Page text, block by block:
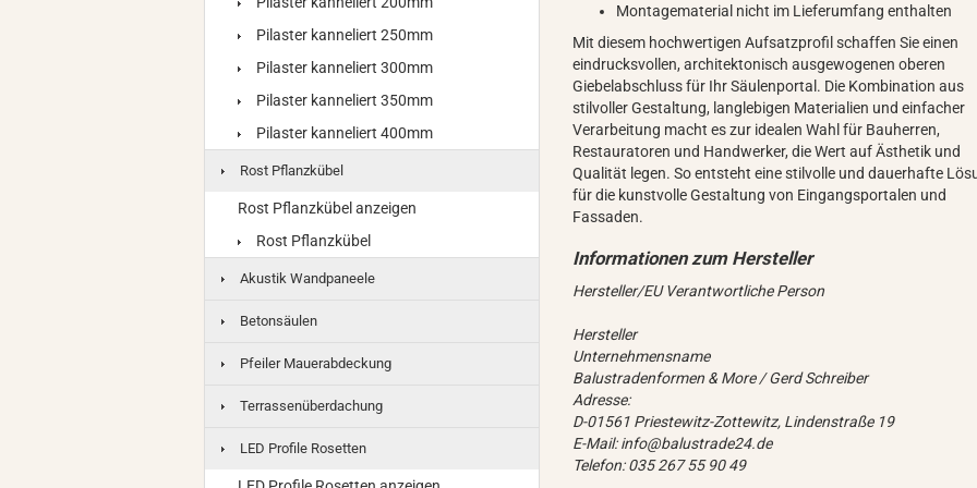
Montagematerial nicht im Lieferumfang enthalten
Mit diesem hochwertigen Aufsatzprofil schaffen Sie einen
eindrucksvollen, architektonisch ausgewogenen oberen
Giebelabschluss für Ihr Säulenportal. Die Kombination aus
stilvoller Gestaltung, langlebigen Materialien und einfacher
Verarbeitung macht es zur idealen Wahl für Bauherren,
Restauratoren und Handwerker, die Wert auf Ästhetik und
Qualität legen. So entsteht eine stilvolle und dauerhafte
für die kunstvolle Gestaltung von Eingangsportalen und
Fassaden.
Hersteller/EU Verantwortliche Person
Hersteller
Unternehmensname
Balustradenformen & More / Gerd Schreiber
Adresse:
D-01561 Priestewitz-Zottewitz, Lindenstraße 19
E-Mail: info@balustrade24.de
Telefon: 035 267 55 90 49
Pilaster kanneliert 250mm
Pilaster kanneliert 300mm
Pilaster kanneliert 350mm
Pilaster kanneliert 400mm
Rost Pflanzkübel
Rost Pflanzkübel anzeigen
Rost Pflanzkübel
Akustik Wandpaneele
Betonsäulen
Pfeiler Mauerabdeckung
Terrassenüberdachung
LED Profile Rosetten